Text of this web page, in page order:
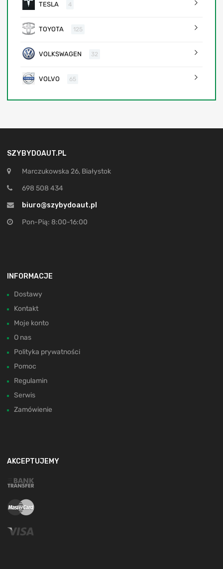
TESLA 4
TOYOTA 125
VOLKSWAGEN 32
VOLVO 65
SZYBYDOAUT.PL
Marczukowska 26, Białystok
698 508 434
biuro@szybydoaut.pl
Pon-Pią: 8:00-16:00
INFORMACJE
Dostawy
Kontakt
Moje konto
O nas
Polityka prywatności
Pomoc
Regulamin
Serwis
Zamówienie
AKCEPTUJEMY